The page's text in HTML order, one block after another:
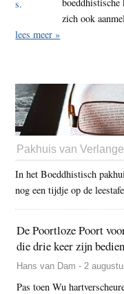
zich ook
lees meer »
Pakhuis van
In het Boeddhistisch
nog een tijdje op de
De Poortloze Poort
die drie keer zijn
Hans van Dam - 2
Pas toen Wu